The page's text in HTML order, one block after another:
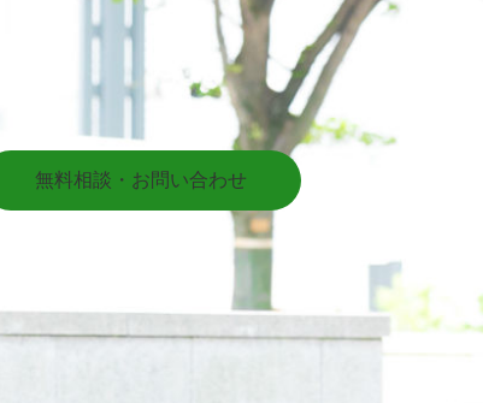
無料相談・お問い合わせ